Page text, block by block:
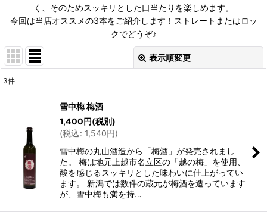
く、そのためスッキリとした口当たりを楽しめます。
今回は当店オススメの3本をご紹介します！ストレートまたはロッ
クでどうぞ♪
表示順変更
並び順
絞り込む
3件
雪中梅 梅酒
1,400円(税別)
(税込: 1,540円)
雪中梅の丸山酒造から「梅酒」が発売されまし
た。 梅は地元上越市名立区の「越の梅」を使用、
酸を感じるスッキリとした味わいに仕上がってい
ます。 新潟では数件の蔵元が梅酒を造っています
が、雪中梅も満を持…